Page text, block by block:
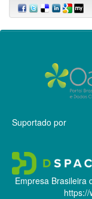
Suportado por
Empresa Brasileira